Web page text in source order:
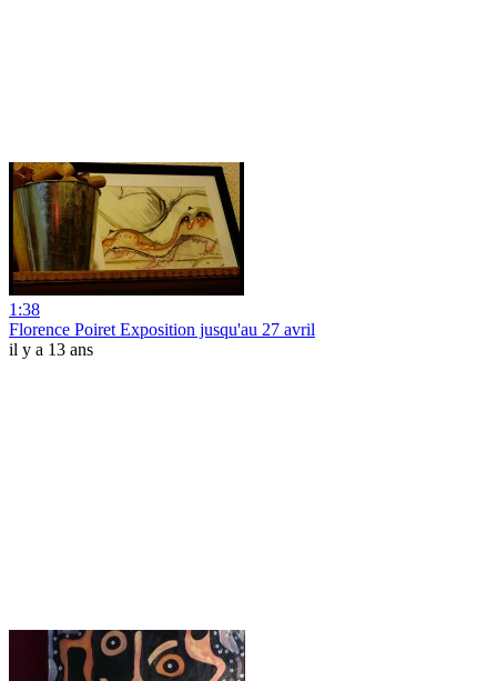
1:38
Florence Poiret Exposition jusqu'au 27 avril
il y a 13 ans